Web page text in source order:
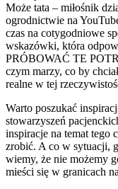
Może tata – miłośnik
ogrodnictwie na
czas na cotygodniowe
wskazówki, która
PRÓBOWAĆ TE
czym marzy, co by
realne w tej
Warto poszukać
stowarzyszeń
inspiracje na temat tego
zrobić. A co w sytuacji,
wiemy, że nie możemy
mieści się w granicach